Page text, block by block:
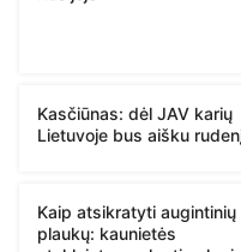
Kasčiūnas: dėl JAV karių
Lietuvoje bus aišku
Kaip atsikratyti augintinių
plaukų: kaunietės